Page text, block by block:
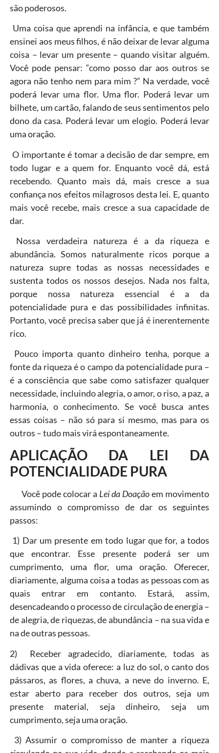
são poderosos.
Uma coisa que aprendi na infância, e que também
ensinei aos meus filhos, é não deixar de levar alguma
coisa – levar um presente – quando visitar alguém.
Você pode pensar: “como posso dar aos outros se
agora não tenho nem para mim ?” Na verdade, você
poderá levar uma flor. Uma flor. Poderá levar um
bilhete, um cartão, falando de seus sentimentos pelo
dono da casa. Poderá levar um elogio. Poderá levar
uma oração.
O importante é tomar a decisão de dar sempre, em
todo lugar e a quem for. Enquanto você dá, está
recebendo. Quanto mais dá, mais cresce a sua
confiança nos efeitos milagrosos desta lei. E, quanto
mais você recebe, mais cresce a sua capacidade de
dar.
Nossa verdadeira natureza é a da riqueza e
abundância. Somos naturalmente ricos porque a
natureza supre todas as nossas necessidades e
sustenta todos os nossos desejos. Nada nos falta,
porque nossa natureza essencial é a da
potencialidade pura e das possibilidades infinitas.
Portanto, você precisa saber que já é inerentemente
rico.
Pouco importa quanto dinheiro tenha, porque a
fonte da riqueza é o campo da potencialidade pura –
é a consciência que sabe como satisfazer qualquer
necessidade, incluindo alegria, o amor, o riso, a paz, a
harmonia, o conhecimento. Se você busca antes
essas coisas – não só para si mesmo, mas para os
outros – tudo mais virá espontaneamente.
APLICAÇÃO DA LEI DA
POTENCIALIDADE PURA
Você pode colocar a Lei da Doaçãoem movimento
assumindo o compromisso de dar os seguintes
passos:
1) Dar um presente em todo lugar que for, a todos
que encontrar. Esse presente poderá ser um
cumprimento, uma flor, uma oração. Oferecer,
diariamente, alguma coisa a todas as pessoas com as
quais entrar em contanto. Estará, assim,
desencadeando o processo de circulação de energia –
de alegria, de riquezas, de abundância – na sua vida e
na de outras pessoas.
2) Receber agradecido, diariamente, todas as
dádivas que a vida oferece: a luz do sol, o canto dos
pássaros, as flores, a chuva, a neve do inverno. E,
estar aberto para receber dos outros, seja um
presente material, seja dinheiro, seja um
cumprimento, seja uma oração.
3) Assumir o compromisso de manter a riqueza